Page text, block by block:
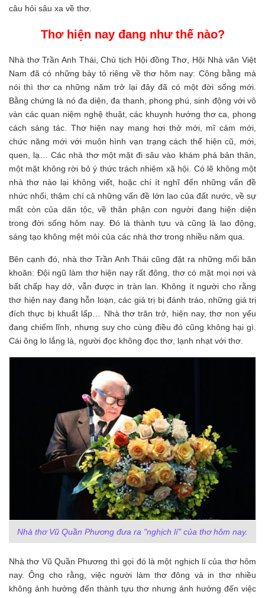
câu hỏi sâu xa về thơ.
Thơ hiện nay đang như thế nào?
Nhà thơ Trần Anh Thái, Chủ tịch Hội đồng Thơ, Hội Nhà văn Việt
Nam đã có những bày tỏ riêng về thơ hôm nay: Công bằng mà
nói thì thơ ca những năm trở lại đây đã có một đời sống mới.
Bằng chứng là nó đa diện, đa thanh, phong phú, sinh động với vô
vàn các quan niệm nghệ thuật, các khuynh hướng thơ ca, phong
cách sáng tác. Thơ hiện nay mang hơi thở mới, mĩ cảm mới,
chức năng mới với muôn hình vạn trạng cách thể hiện cũ, mới,
quen, lạ… Các nhà thơ một mặt đi sâu vào khám phá bản thân,
một mặt không rời bỏ ý thức trách nhiệm xã hội. Có lẽ không một
nhà thơ nào lại không viết, hoặc chí ít nghĩ đến những vấn đề
nhức nhối, thậm chí cả những vấn đề lớn lao của đất nước, về sự
mất còn của dân tộc, về thân phận con người đang hiện diện
trong đời sống hôm nay. Đó là thành tựu và cũng là lao động,
sáng tạo không mệt mỏi của các nhà thơ trong nhiều năm qua.
Bên cạnh đó, nhà thơ Trần Anh Thái cũng đặt ra những mối băn
khoăn: Đội ngũ làm thơ hiện nay rất đông, thơ có mặt mọi nơi và
bất chấp hay dở, vẫn được in tràn lan. Không ít người cho rằng
thơ hiện nay đang hỗn loạn, các giá trị bị đánh tráo, những giá trị
đích thực bị khuất lấp… Nhà thơ trăn trở, hiện nay, thơ non yếu
đang chiếm lĩnh, nhưng suy cho cùng điều đó cũng không hại gì.
Cái ông lo lắng là, người đọc không đọc thơ, lạnh nhạt với thơ.
Nhà thơ Vũ Quần Phương đưa ra "nghịch lí" của thơ hôm nay.
Nhà thơ Vũ Quần Phương thì gọi đó là một nghịch lí của thơ hôm
nay. Ông cho rằng, việc người làm thơ đông và in thơ nhiều
không ảnh hưởng đến thành tựu thơ nhưng ảnh hưởng đến việc